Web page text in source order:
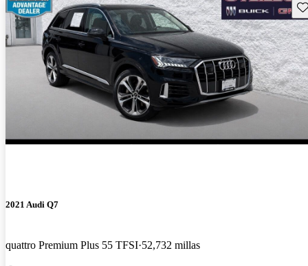
2021 Audi Q7
quattro Premium Plus 55 TFSI 52,732 millas